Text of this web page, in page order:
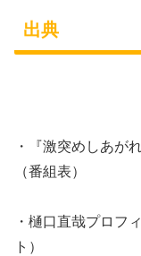
出典
・『激突めしあが
（番組表）
・樋口直哉プロフ
ト）